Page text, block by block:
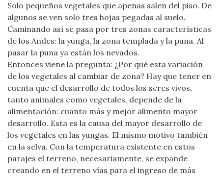
Solo pequeños vegetales que apenas salen del piso. De
algunos se ven solo tres hojas pegadas al suelo.
Caminando así se pasa por tres zonas características
de los Andes: la yunga, la zona templada y la puna. Al
pasar la puna ya están los nevados.
Entonces viene la pregunta: ¿Por qué esta variación
de los vegetales al cambiar de zona? Hay que tener en
cuenta que el desarrollo de todos los seres vivos,
tanto animales como vegetales, depende de la
alimentación: cuanto más y mejor alimento mayor
desarrollo. Esta es la causa del mayor desarrollo de
los vegetales en las yungas. El mismo motivo también
en la selva. Con la temperatura existente en estos
parajes el terreno, necesariamente, se expande
creando en el terreno vías para el ingreso de más